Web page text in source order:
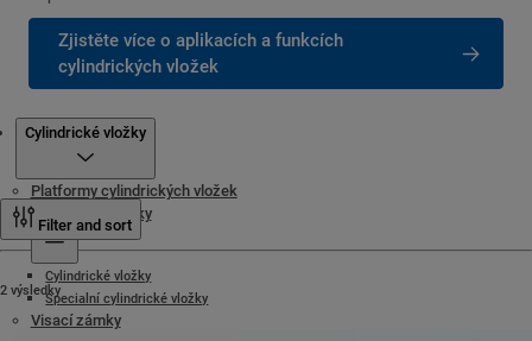
Zjistěte více o aplikacích a funkcích
cylindrických vložek
Cylindrické vložky
Platformy cylindrických vložek
Cylindrické vložky
Cylindrické vložky
Specialní cylindrické vložky
Visací zámky
Filter and sort
2 výsledky